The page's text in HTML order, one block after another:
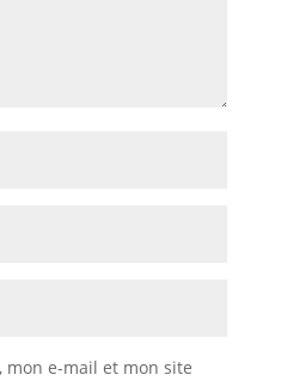
mon e-mail et mon site